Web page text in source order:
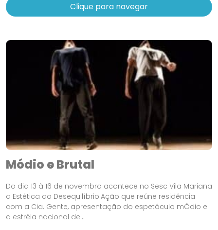
Clique para navegar
Módio e Brutal
Do dia 13 à 16 de novembro acontece no Sesc Vila Mariana
a Estética do Desequilíbrio.Ação que reúne residência
com a Cia. Gente, apresentação do espetáculo mÒdio e
a estréia nacional de...